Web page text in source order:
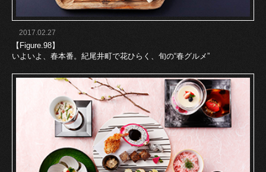
2017.02.27
【Figure.98】
いよいよ、春本番。紀尾井町で花ひらく、旬の“春グルメ”